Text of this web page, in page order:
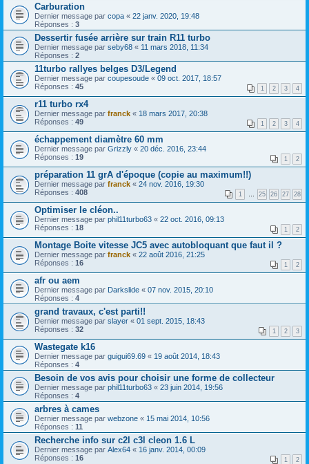
Carburation
Dernier message par copa « 22 janv. 2020, 19:48
Réponses : 3
Dessertir fusée arrière sur train R11 turbo
Dernier message par seby68 « 11 mars 2018, 11:34
Réponses : 2
11turbo rallyes belges D3/Legend
Dernier message par coupesoude « 09 oct. 2017, 18:57
Réponses : 45 1 2 3 4
r11 turbo rx4
Dernier message par franck « 18 mars 2017, 20:38
Réponses : 49 1 2 3 4
échappement diamètre 60 mm
Dernier message par Grizzly « 20 déc. 2016, 23:44
Réponses : 19 1 2
préparation 11 grA d'époque (copie au maximum!!)
Dernier message par franck « 24 nov. 2016, 19:30
Réponses : 408 1 25 26 27 28
Optimiser le cléon..
Dernier message par phil11turbo63 « 22 oct. 2016, 09:13
Réponses : 18 1 2
Montage Boite vitesse JC5 avec autobloquant que faut il ?
Dernier message par franck « 22 août 2016, 21:25
Réponses : 16 1 2
afr ou aem
Dernier message par Darkslide « 07 nov. 2015, 20:10
Réponses : 4
grand travaux, c'est parti!!
Dernier message par slayer « 01 sept. 2015, 18:43
Réponses : 32 1 2 3
Wastegate k16
Dernier message par guigui69.69 « 19 août 2014, 18:43
Réponses : 4
Besoin de vos avis pour choisir une forme de collecteur
Dernier message par phil11turbo63 « 23 juin 2014, 19:56
Réponses : 4
arbres à cames
Dernier message par webzone « 15 mai 2014, 10:56
Réponses : 11
Recherche info sur c2l c3l cleon 1.6 L
Dernier message par Alex64 « 16 janv. 2014, 00:09
Réponses : 16 1 2